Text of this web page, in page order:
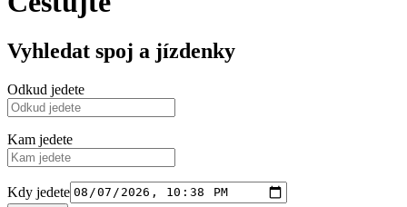
Vyhledat spoj a jízdenky
Odkud jedete
Kam jedete
Kdy jedete